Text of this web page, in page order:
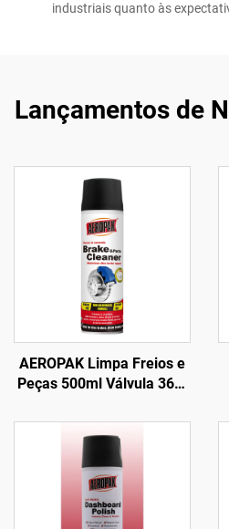
industriais quanto às
Lançamentos de
AEROPAK Limpa Freios e
Peças 500ml Válvula 360°
para Freios